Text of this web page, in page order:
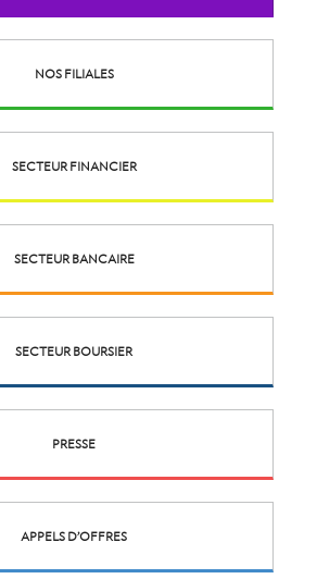
NOS FILIALES
SECTEUR FINANCIER
SECTEUR BANCAIRE
SECTEUR BOURSIER
PRESSE
APPELS D’OFFRES